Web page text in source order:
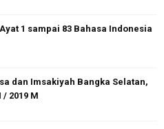
1 sampai 83 Bahasa Indonesia
dan Imsakiyah Bangka Selatan,
/ 2019 M